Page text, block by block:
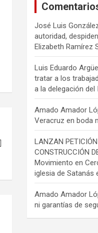
José Luis
autoridad,
Elizabeth Ramírez
Luis Eduardo
tratar a los
a la delegación del
Amado Amador
Veracruz en boda
LANZAN PETICIÓN
CONSTRUCCIÓN
Movimiento en
iglesia de Satanás
Amado Amador
ni garantías de